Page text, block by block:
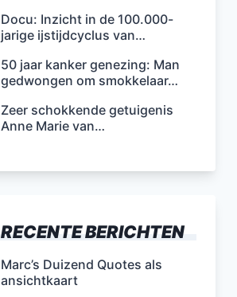
Docu: Inzicht in de 100.000-
jarige ijstijdcyclus van…
50 jaar kanker genezing: Man
gedwongen om smokkelaar…
Zeer schokkende getuigenis
Anne Marie van…
RECENTE BERICHTEN
Marc’s Duizend Quotes als
ansichtkaart